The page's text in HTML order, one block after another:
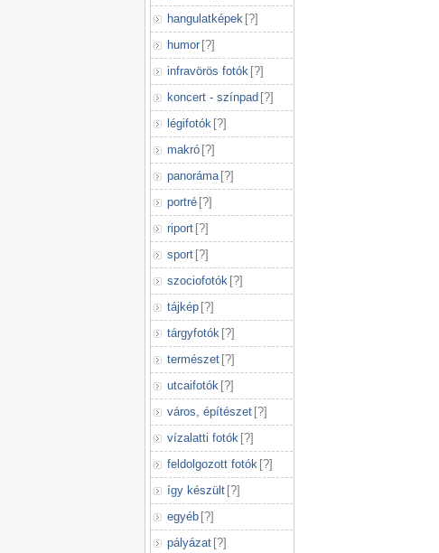
hangulatképek [?]
humor [?]
infravörös fotók [?]
koncert - színpad [?]
légifotók [?]
makró [?]
panoráma [?]
portré [?]
riport [?]
sport [?]
szociofotók [?]
tájkép [?]
tárgyfotók [?]
természet [?]
utcaifotók [?]
város, építészet [?]
vízalatti fotók [?]
feldolgozott fotók [?]
így készült [?]
egyéb [?]
pályázat [?]